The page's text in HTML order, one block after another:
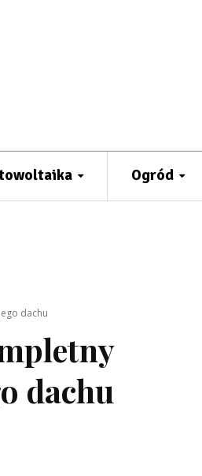
Ogród
dachu
dachu